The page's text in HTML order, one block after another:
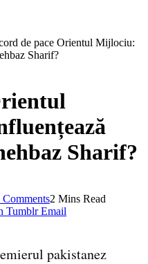
de pace Orientul Mijlociu:
Sharif?
Sharif?
2 Mins Read
Tumblr Email
pakistanez